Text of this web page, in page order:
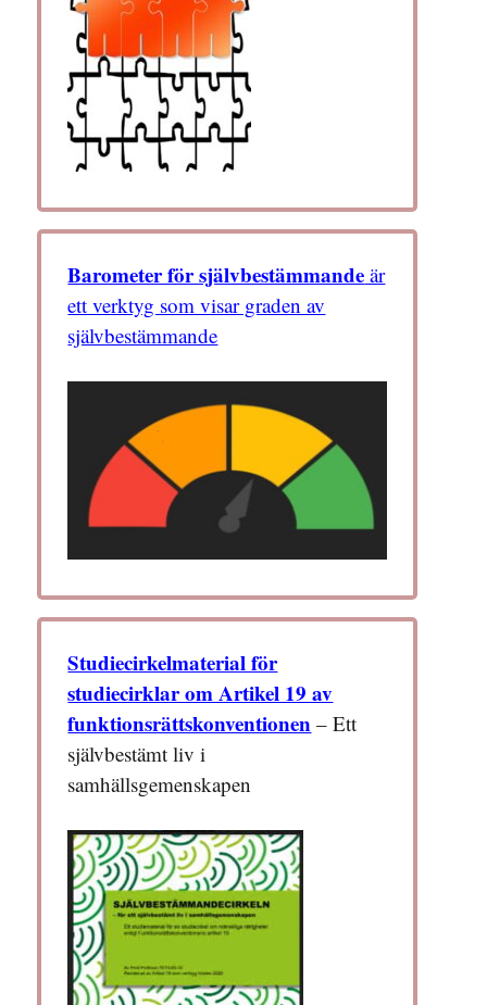
Barometer för självbestämmande är
ett verktyg som visar graden av
självbestämmande
Studiecirkelmaterial för
studiecirklar om Artikel 19 av
funktionsrättskonventionen – Ett
självbestämt liv i
samhällsgemenskapen